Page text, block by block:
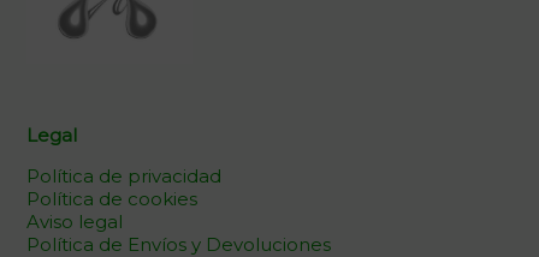
Legal
Política de privacidad
Política de cookies
Aviso legal
Política de Envíos y Devoluciones